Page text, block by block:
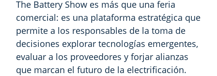
The Battery Show es más que una feria
comercial: es una plataforma estratégica que
permite a los responsables de la toma de
decisiones explorar tecnologías emergentes,
evaluar a los proveedores y forjar alianzas
que marcan el futuro de la electrificación.